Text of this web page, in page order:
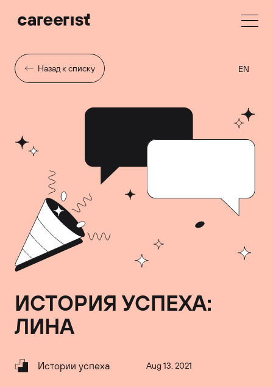
Назад к списку EN
ИСТОРИЯ УСПЕХА:
ЛИНА
Истории успеха Aug 13, 2021